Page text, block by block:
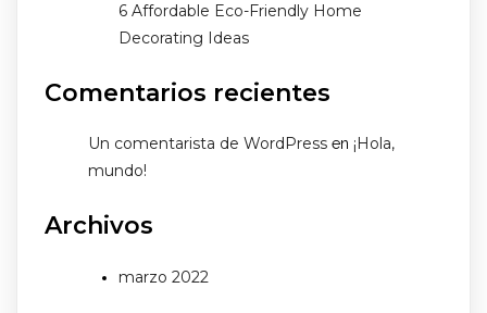
6 Affordable Eco-Friendly Home
Decorating Ideas
Comentarios recientes
Un comentarista de WordPress en ¡Hola,
mundo!
Archivos
marzo 2022